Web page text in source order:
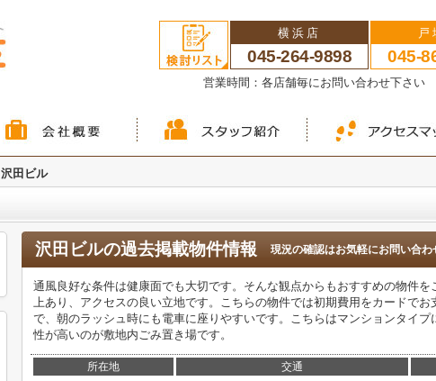
横浜店
045-264-9898
戸
045-
営業時間：各店舗毎にお問い合わせ下さ
沢田ビル
沢田ビルの過去掲載物件情報 現況の確認はお気軽にお問い合わ
通風良好な条件は健康面でも大切です。そんな観点からもおすすめの物件
上あり、アクセスの良い立地です。こちらの物件では初期費用をカードで
で、朝のラッシュ時にも電車に座りやすいです。こちらはマンションタイ
性が高いのが敷地内ごみ置き場です。
所在地 交通